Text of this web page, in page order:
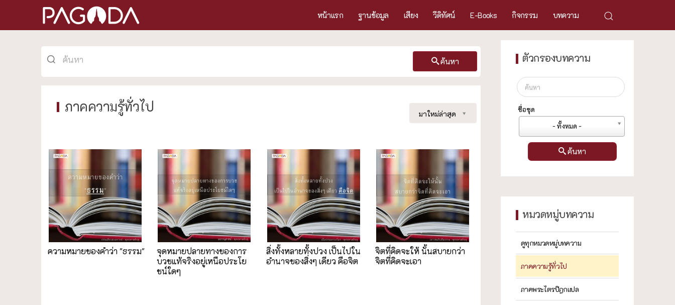
หน้าแรก ฐานข้อมูล เสียง วีดิทัศน์ E-Books กิจกรรม บทความ
ภาคความรู้ทั่วไป
ค้นหา
มาใหม่ล่าสุด
ความหมายของคำว่า "ธรรม"
จุดหมายปลายทางของการ
บวชแท้จริงอยู่เหนือประโย
ชน์ใดๆ
สิ่งทั้งหลายทั้งปวง เป็นไปใน
อำนาจของสิ่งๆ เดียว คือจิต
จิตที่คิดจะให้ นั้นสบายกว่า
จิตที่คิดจะเอา
ตัวกรองบทความ
ชื่อชุด
- ทั้งหมด -
ค้นหา
หมวดหมู่บทความ
ดูทุกหมวดหมู่บทความ
ภาคความรู้ทั่วไป
ภาคพระไตรปิฎกแปล